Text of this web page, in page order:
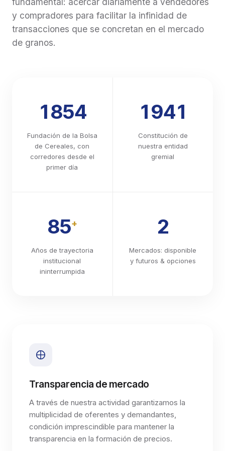
de utilizarla, dado que se exige expresamente que
el productor se encuentre calificado en Estado 1 o
Estado 2. Estas consecuencias no se producen por
obligación y solicitarles que verifiquen La vigencia y
actualización de todos los RENSPA asociados a sus
establecimientos. Adjuntamos la Resolución SENASA
679/2026 para su conocimiento.
https://www.boletinoficial.gob.ar/detalleAviso/primera/
y compradores para facilitar la infinidad de
transacciones que se concretan en el mercado
de granos.
1854
Fundación de la Bolsa
de Cereales, con
corredores desde el
primer día
1941
Constitución de
nuestra entidad
gremial
85+
Años de trayectoria
institucional
ininterrumpida
2
Mercados: disponible
y futuros & opciones
Transparencia de mercado
A través de nuestra actividad garantizamos la
multiplicidad de oferentes y demandantes,
condición imprescindible para mantener la
transparencia en la formación de precios.